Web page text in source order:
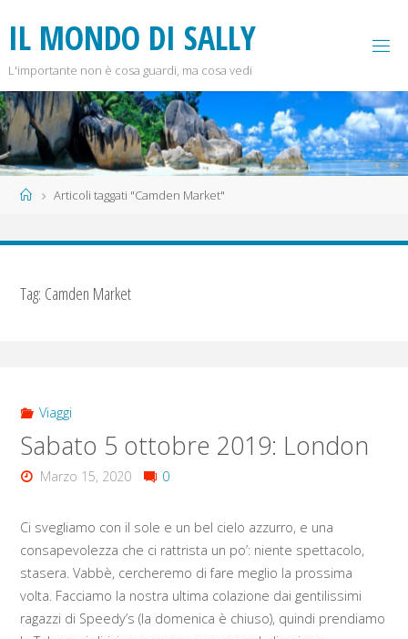
contenuto
IL MONDO DI SALLY
L'importante non è cosa guardi, ma cosa vedi
HomeArticoli taggati "Camden Market"
Tag: Camden Market
Viaggi
Sabato 5 ottobre 2019: London
Marzo 15, 2020 0
Ci svegliamo con il sole e un bel cielo azzurro, e una
consapevolezza che ci rattrista un po’: niente spettacolo,
stasera. Vabbè, cercheremo di fare meglio la prossima
volta. Facciamo la nostra ultima colazione dai gentilissimi
ragazzi di Speedy’s (la domenica è chiuso), quindi prendiamo